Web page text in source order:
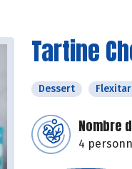
Tartine
Dessert
Nombre
4